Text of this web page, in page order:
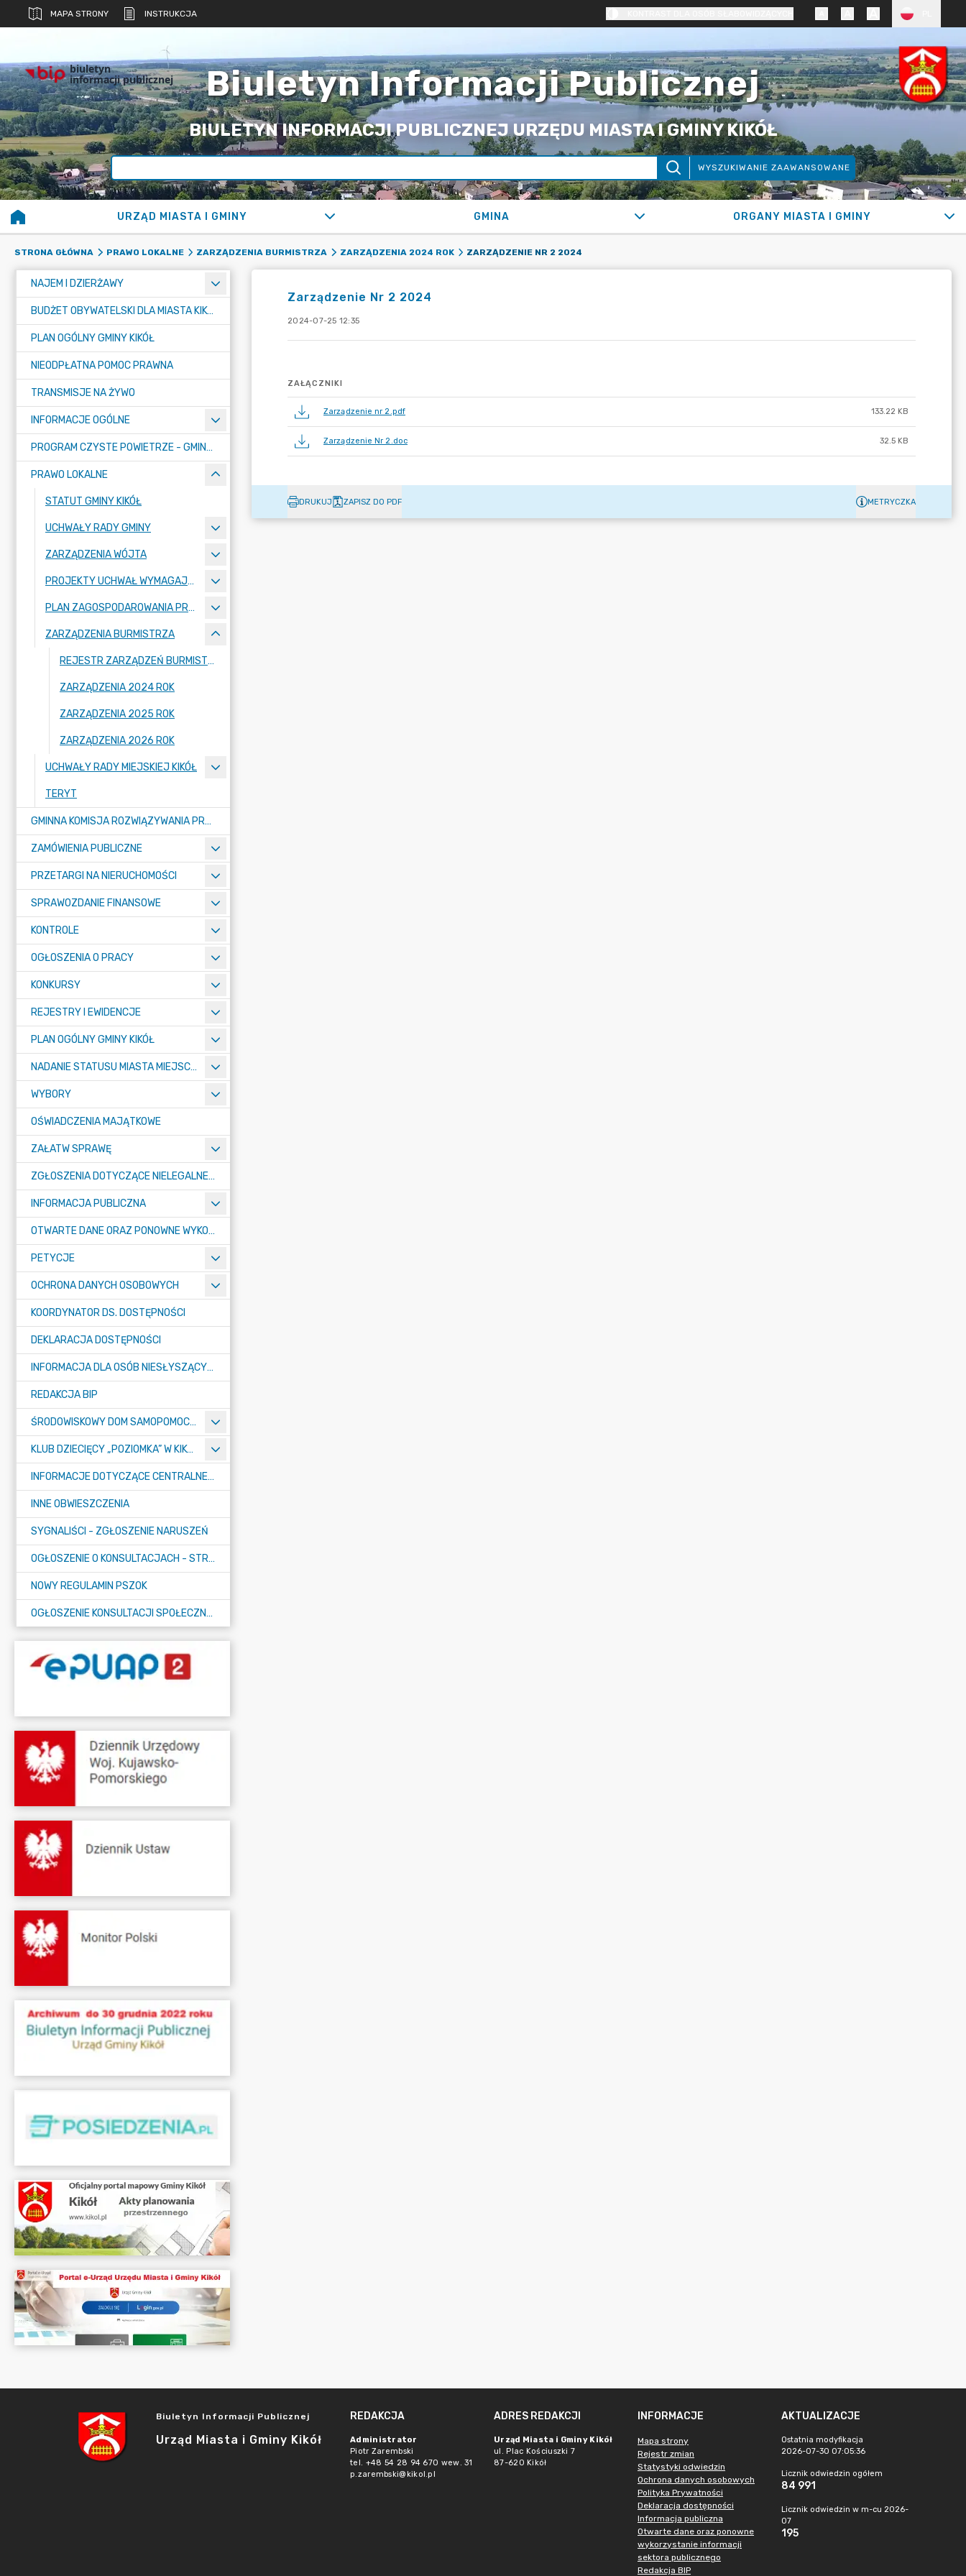
MAPA STRONY INSTRUKCJA
biuletyn
informacji publicznej Biuletyn Informacji Publicznej
BIULETYN INFORMACJI PUBLICZNEJ URZĘDU MIASTA I GMINY KIKÓŁ
WYSZUKIWANIE ZAAWANSOWANE
URZĄD MIASTA I GMINY GMINA ORGANY MIASTA I GMINY
STRONA GŁÓWNA PRAWO LOKALNE ZARZĄDZENIA BURMISTRZA ZARZĄDZENIA 2024 ROK ZARZĄDZENIE NR 2 2024
NAJEM I DZIERŻAWY
BUDŻET OBYWATELSKI DLA MIASTA KIKÓŁ
PLAN OGÓLNY GMINY KIKÓŁ
NIEODPŁATNA POMOC PRAWNA
TRANSMISJE NA ŻYWO
INFORMACJE OGÓLNE
PROGRAM CZYSTE POWIETRZE - GMINA KIKÓŁ
PRAWO LOKALNE
STATUT GMINY KIKÓŁ
UCHWAŁY RADY GMINY
ZARZĄDZENIA WÓJTA
PROJEKTY UCHWAŁ WYMAGAJĄCE KONSULTACJI
PLAN ZAGOSPODAROWANIA PRZESTRZENNEGO
ZARZĄDZENIA BURMISTRZA
REJESTR ZARZĄDZEŃ BURMISTRZA KIKOŁA
ZARZĄDZENIA 2024 ROK
ZARZĄDZENIA 2025 ROK
ZARZĄDZENIA 2026 ROK
UCHWAŁY RADY MIEJSKIEJ KIKÓŁ
TERYT
GMINNA KOMISJA ROZWIĄZYWANIA PROBLEMÓW ALKOHOLOWYCH
ZAMÓWIENIA PUBLICZNE
PRZETARGI NA NIERUCHOMOŚCI
SPRAWOZDANIE FINANSOWE
KONTROLE
OGŁOSZENIA O PRACY
KONKURSY
REJESTRY I EWIDENCJE
PLAN OGÓLNY GMINY KIKÓŁ
NADANIE STATUSU MIASTA MIEJSCOWOŚCI KIKÓŁ
WYBORY
OŚWIADCZENIA MAJĄTKOWE
ZAŁATW SPRAWĘ
ZGŁOSZENIA DOTYCZĄCE NIELEGALNEGO SPALANIA ODPADÓW
INFORMACJA PUBLICZNA
OTWARTE DANE ORAZ PONOWNE WYKORZYSTANIE INFORMACJI SEKTORA PUBLICZNEGO
PETYCJE
OCHRONA DANYCH OSOBOWYCH
KOORDYNATOR DS. DOSTĘPNOŚCI
DEKLARACJA DOSTĘPNOŚCI
INFORMACJA DLA OSÓB NIESŁYSZĄCYCH
REDAKCJA BIP
ŚRODOWISKOWY DOM SAMOPOMOCY "KONICZYNKA" W SUMINIE
KLUB DZIECIĘCY „POZIOMKA” W KIKOLE
INFORMACJE DOTYCZĄCE CENTRALNEGO PORTU KOMUNIKACYJNEGO
INNE OBWIESZCZENIA
SYGNALIŚCI - ZGŁOSZENIE NARUSZEŃ
OGŁOSZENIE O KONSULTACJACH - STRATEGIA
NOWY REGULAMIN PSZOK
OGŁOSZENIE KONSULTACJI SPOŁECZNYCH
Zarządzenie Nr 2 2024
2024-07-25 12:35
ZAŁĄCZNIKI
Zarządzenie nr 2.pdf 133.22 KB
Zarządzenie Nr 2.doc 32.5 KB
DRUKUJ ZAPISZ DO PDF METRYCZKA
Biuletyn Informacji Publicznej
Urząd Miasta i Gminy Kikół
REDAKCJA
Administrator
Piotr Zarembski
tel. +48 54 28 94 670 wew. 31
p.zarembski@kikol.pl
ADRES REDAKCJI
Urząd Miasta i Gminy Kikół
ul. Plac Kościuszki 7
87-620 Kikół
INFORMACJE
Mapa strony
Rejestr zmian
Statystyki odwiedzin
Ochrona danych osobowych
Polityka Prywatności
Deklaracja dostępności
Informacja publiczna
Otwarte dane oraz ponowne
wykorzystanie informacji
sektora publicznego
Redakcja BIP
AKTUALIZACJE
Ostatnia modyfikacja
2026-07-30 07:05:36
Licznik odwiedzin ogółem
84 991
Licznik odwiedzin w m-cu 2026-
07
195